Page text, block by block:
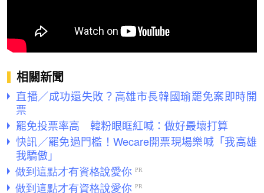
相關新聞
直播／成功還失敗？高雄市長韓國瑜罷免案即時開
票
罷免投票率高 韓粉眼眶紅喊：做好最壞打算
快訊／罷免過門檻！Wecare開票現場樂喊「我高雄
我驕傲」